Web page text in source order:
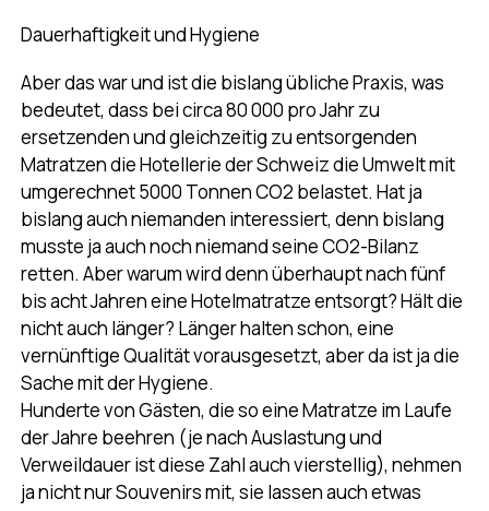
Dauerhaftigkeit und Hygiene
Aber das war und ist die bislang übliche Praxis, was
bedeutet, dass bei circa 80 000 pro Jahr zu
ersetzenden und gleichzeitig zu entsorgenden
Matratzen die Hotellerie der Schweiz die Umwelt mit
umgerechnet 5000 Tonnen CO2 belastet. Hat ja
bislang auch niemanden interessiert, denn bislang
musste ja auch noch niemand seine CO2-Bilanz
retten. Aber warum wird denn überhaupt nach fünf
bis acht Jahren eine Hotelmatratze entsorgt? Hält die
nicht auch länger? Länger halten schon, eine
vernünftige Qualität vorausgesetzt, aber da ist ja die
Sache mit der Hygiene.
Hunderte von Gästen, die so eine Matratze im Laufe
der Jahre beehren (je nach Auslastung und
Verweildauer ist diese Zahl auch vierstellig), nehmen
ja nicht nur Souvenirs mit, sie lassen auch etwas